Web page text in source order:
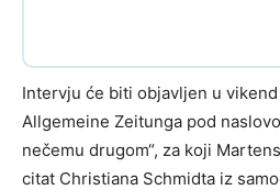
Intervju će biti objavljen u
Allgemeine Zeitunga pod
nečemu drugom“, za koji
citat Christiana Schmidta iz